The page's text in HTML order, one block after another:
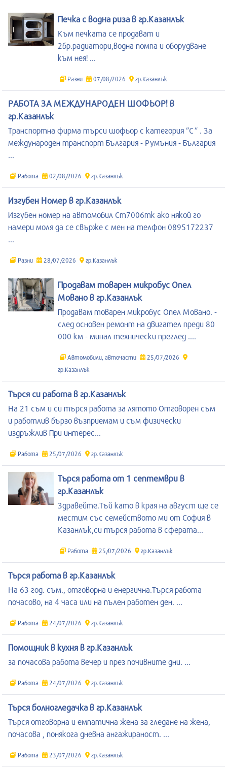
Печка с водна риза в гр.Казанлък
Към печката се продават и
2бр.радиатори,водна помпа и оборудване
към нея! ...
Разни 07/08/2026 гр.Казанлък
РАБОТА ЗА МЕЖДУНАРОДЕН ШОФЬОР! в
гр.Казанлък
Транспортна фирма търси шофьор с категория ”C” . За
международен транспорт България - Румъния - България
...
Работа 02/08/2026 гр.Казанлък
Изгубен Номер в гр.Казанлък
Изгубен номер на автомобил Ст7006тк ако някой го
намери моля да се свърже с мен на телфон 0895172237
...
Разни 28/07/2026 гр.Казанлък
Продавам товарен микробус Опел
Мовано в гр.Казанлък
Продавам товарен микробус Опел Мовано. -
след основен ремонт на двигател преди 80
000 км - минал технически преглед ....
Автомобили, авточасти
25/07/2026
гр.Казанлък
Търся си работа в гр.Казанлък
На 21 съм и си търся работа за лятото Отговорен съм
и работлив бързо възприемам и съм физически
издръжлив При интерес...
Работа 25/07/2026 гр.Казанлък
Търся работа от 1 септември в
гр.Казанлък
Здравейте.Тъй като в края на август ще се
местим със семейството ми от София в
Казанлък,си търся работа в сферата...
Работа 25/07/2026 гр.Казанлък
Търся работа в гр.Казанлък
На 63 год. съм., отговорна и енергична.Търся работа
почасово, на 4 часа или на пълен работен ден. ...
Работа 24/07/2026 гр.Казанлък
Помощник в кухня в гр.Казанлък
за почасова работа вечер и през почивните дни. ...
Работа 24/07/2026 гр.Казанлък
Търся болногледачка в гр.Казанлък
Търся отговорна и емпатична жена за гледане на жена,
почасова , понякога дневна ангажираност. ...
Работа 23/07/2026 гр.Казанлък